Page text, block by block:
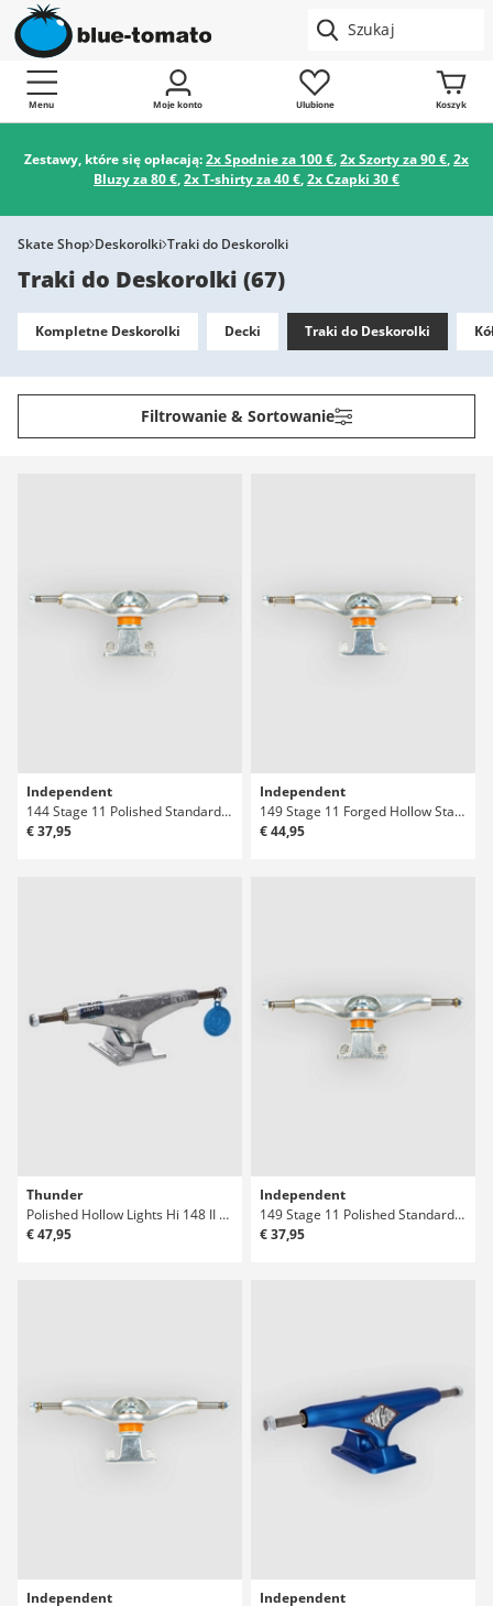
Menu Moje konto Ulubione Koszyk
Zestawy, które się opłacają:2x Spodnie za 100 €,2x Szorty za 90 €,2x
Bluzy za 80 €,2x T-shirty za 40 €,2x Czapki 30 €
Skate Shop Deskorolki Traki do Deskorolki
Traki do Deskorolki (67)
Kompletne Deskorolki Decki Traki do Deskorolki
Filtrowanie & Sortowanie
Independent
144 Stage 11 Polished Standard Truck
€ 37,95
Independent
149 Stage 11 Forged Hollow Standard Truck
€ 44,95
Thunder
Polished Hollow Lights Hi 148 II Truck
€ 47,95
Independent
149 Stage 11 Polished Standard Truck
€ 37,95
Independent
Independent